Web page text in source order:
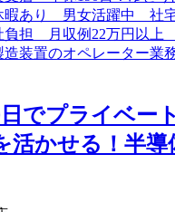
日でプライベー
かせる！半導